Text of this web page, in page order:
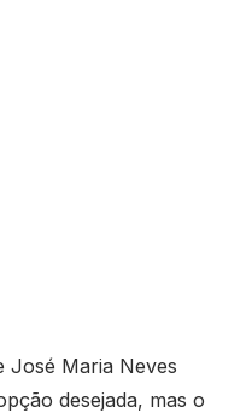
José Maria Neves
desejada, mas o